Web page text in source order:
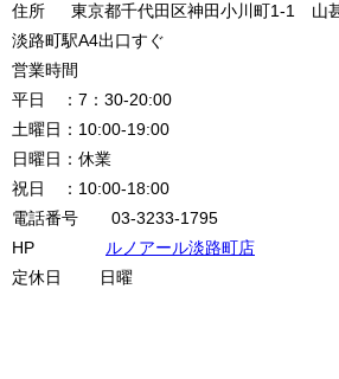
住所 東京都千代田区神田小川町1-1 山
淡路町駅A4出口すぐ
営業時間
平日 ：7：30-20:00
土曜日：10:00-19:00
日曜日：休業
祝日 ：10:00-18:00
電話番号 03-3233-1795
HP
ルノアール淡路町店
定休日 日曜